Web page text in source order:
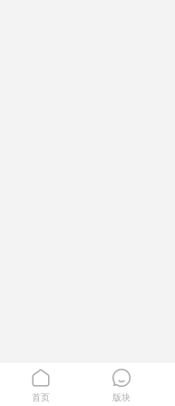

首页

版块